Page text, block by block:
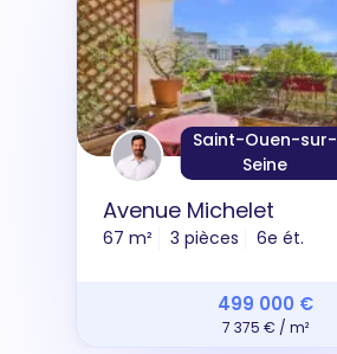
Saint-Ouen-sur-
Seine
Avenue Michelet
67 m² 3 pièces 6e ét.
499 000 €
7 375 € / m²